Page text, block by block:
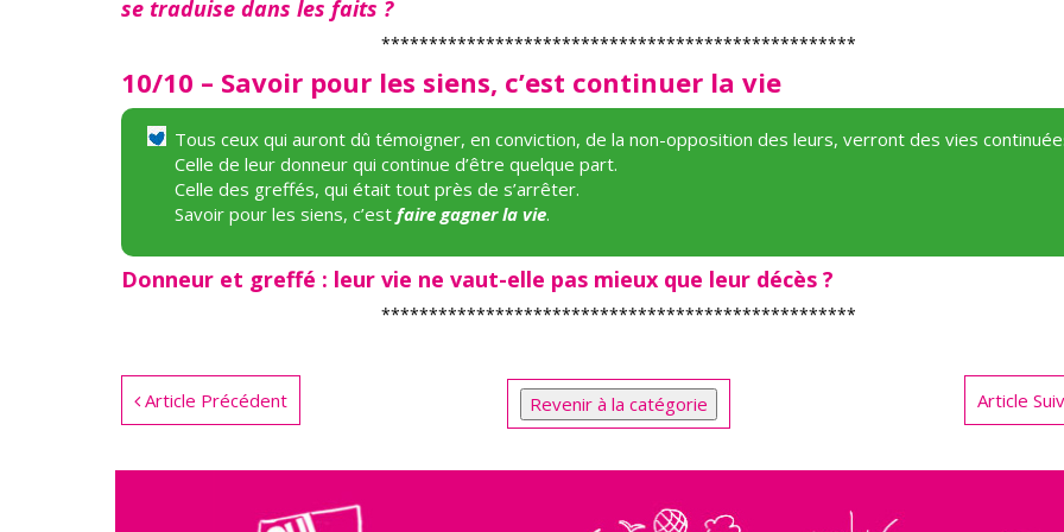
se traduise dans les faits ?
**************************************************
10/10 – Savoir pour les siens, c’est continuer la vie
Tous ceux qui auront dû témoigner, en conviction, de la non-opposition des leurs, verront des vies
Celle de leur donneur qui continue d’être quelque part.
Celle des greffés, qui était tout près de s’arrêter.
Savoir pour les siens, c’est faire gagner la vie.
Donneur et greffé : leur vie ne vaut-elle pas mieux que leur décès ?
**************************************************
Article Précédent Article